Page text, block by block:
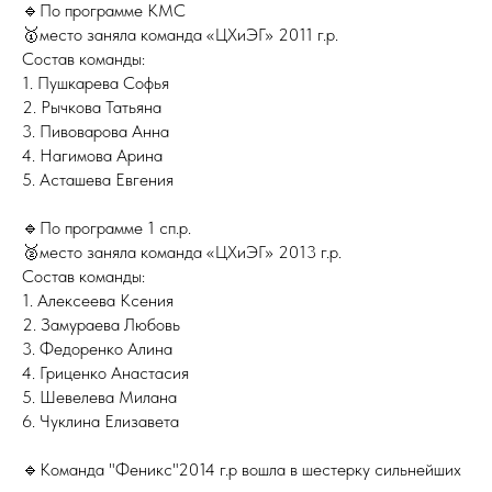
🔹По программе КМС
🥇место заняла команда «ЦХиЭГ» 2011 г.р.
Состав команды:
1. Пушкарева Софья
2. Рычкова Татьяна
3. Пивоварова Анна
4. Нагимова Арина
5. Асташева Евгения
🔹По программе 1 сп.р.
🥈место заняла команда «ЦХиЭГ» 2013 г.р.
Состав команды:
1. Алексеева Ксения
2. Замураева Любовь
3. Федоренко Алина
4. Гриценко Анастасия
5. Шевелева Милана
6. Чуклина Елизавета
🔹Команда "Феникс"2014 г.р вошла в шестерку сильнейших